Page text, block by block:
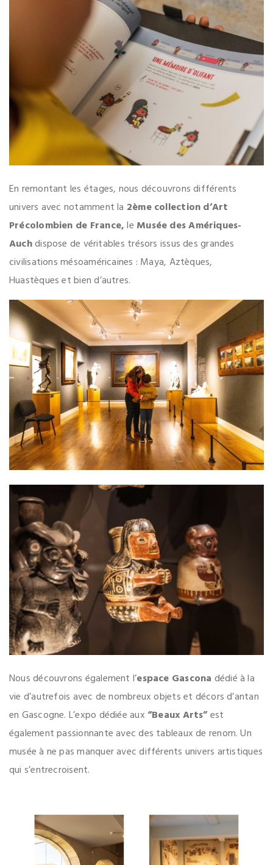
En remontant les étages, nous découvrons différents
univers avec notamment la 2ème collection d’Art
Précolombien de France,le Musée des Amériques-
Auchdispose de véritables trésors issus des grandes
civilisations mésoaméricaines : Maya, Aztèques,
Huastèques et bien d’autres.
Nous découvrons également l’espace Gascona dédié à la
vie d’autrefois avec de nombreux objets et décors d’antan
en Gascogne. L’expo dédiée aux“Beaux Arts”est
également passionnante avec des tableaux de renom. Un
musée à ne pas manquer avec différents univers artistiques
qui s’entrecroisent.